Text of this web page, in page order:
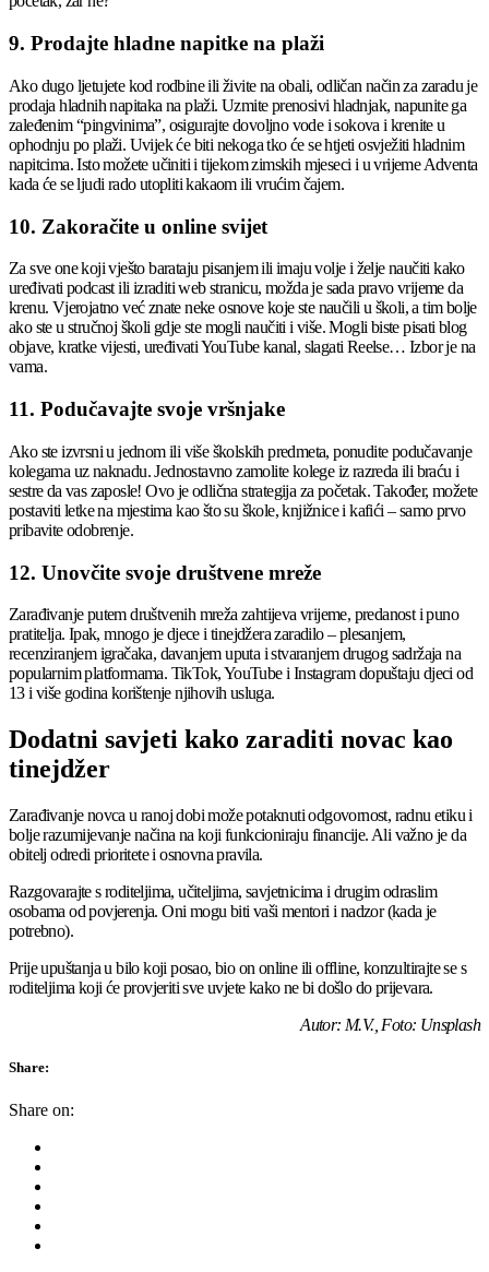
9. Prodajte hladne napitke na plaži
Ako dugo ljetujete kod rodbine ili živite na obali, odličan način za zaradu je
prodaja hladnih napitaka na plaži. Uzmite prenosivi hladnjak, napunite ga
zaleđenim “pingvinima”, osigurajte dovoljno vode i sokova i krenite u
ophodnju po plaži. Uvijek će biti nekoga tko će se htjeti osvježiti hladnim
napitcima. Isto možete učiniti i tijekom zimskih mjeseci i u vrijeme Adventa
kada će se ljudi rado utopliti kakaom ili vrućim čajem.
10. Zakoračite u online svijet
Za sve one koji vješto barataju pisanjem ili imaju volje i želje naučiti kako
uređivati podcast ili izraditi web stranicu, možda je sada pravo vrijeme da
krenu. Vjerojatno već znate neke osnove koje ste naučili u školi, a tim bolje
ako ste u stručnoj školi gdje ste mogli naučiti i više. Mogli biste pisati blog
objave, kratke vijesti, uređivati YouTube kanal, slagati Reelse… Izbor je na
vama.
11. Podučavajte svoje vršnjake
Ako ste izvrsni u jednom ili više školskih predmeta, ponudite podučavanje
kolegama uz naknadu. Jednostavno zamolite kolege iz razreda ili braću i
sestre da vas zaposle! Ovo je odlična strategija za početak. Također, možete
postaviti letke na mjestima kao što su škole, knjižnice i kafići – samo prvo
pribavite odobrenje.
12. Unovčite svoje društvene mreže
Zarađivanje putem društvenih mreža zahtijeva vrijeme, predanost i puno
pratitelja. Ipak, mnogo je djece i tinejdžera zaradilo – plesanjem,
recenziranjem igračaka, davanjem uputa i stvaranjem drugog sadržaja na
popularnim platformama. TikTok, YouTube i Instagram dopuštaju djeci od
13 i više godina korištenje njihovih usluga.
Dodatni savjeti kako zaraditi novac kao
tinejdžer
Zarađivanje novca u ranoj dobi može potaknuti odgovornost, radnu etiku i
bolje razumijevanje načina na koji funkcioniraju financije. Ali važno je da
obitelj odredi prioritete i osnovna pravila.
Razgovarajte s roditeljima, učiteljima, savjetnicima i drugim odraslim
osobama od povjerenja. Oni mogu biti vaši mentori i nadzor (kada je
potrebno).
Prije upuštanja u bilo koji posao, bio on online ili offline, konzultirajte se s
roditeljima koji će provjeriti sve uvjete kako ne bi došlo do prijevara.
Autor: M.V., Foto: Unsplash
Share:
Share on: